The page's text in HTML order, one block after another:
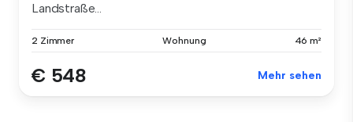
Landstraße...
2 Zimmer Wohnung 46 m²
€ 548 Mehr sehen